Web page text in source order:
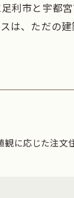
利市と宇都
は、ただの
に応じた注文